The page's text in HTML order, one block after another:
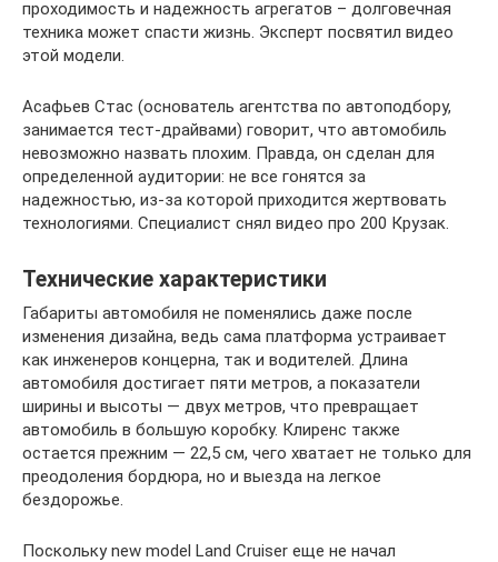
проходимость и надежность агрегатов – долговечная
техника может спасти жизнь. Эксперт посвятил видео
этой модели.
Асафьев Стас (основатель агентства по автоподбору,
занимается тест-драйвами) говорит, что автомобиль
невозможно назвать плохим. Правда, он сделан для
определенной аудитории: не все гонятся за
надежностью, из-за которой приходится жертвовать
технологиями. Специалист снял видео про 200 Крузак.
Технические характеристики
Габариты автомобиля не поменялись даже после
изменения дизайна, ведь сама платформа устраивает
как инженеров концерна, так и водителей. Длина
автомобиля достигает пяти метров, а показатели
ширины и высоты — двух метров, что превращает
автомобиль в большую коробку. Клиренс также
остается прежним — 22,5 см, чего хватает не только для
преодоления бордюра, но и выезда на легкое
бездорожье.
Поскольку new model Land Cruiser еще не начал